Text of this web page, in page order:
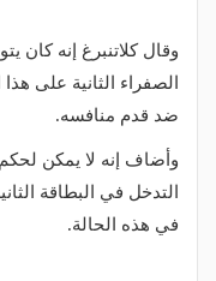
وقال كلاتنبرغ إنه كان
الصفراء الثانية على
ضد قدم منافسه.
وأضاف إنه لا يمكن
التدخل في البطاقة
في هذه الحالة.